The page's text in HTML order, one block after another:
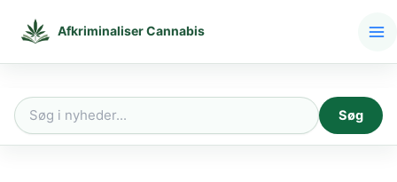
Afkriminaliser Cannabis
Søg
Søg